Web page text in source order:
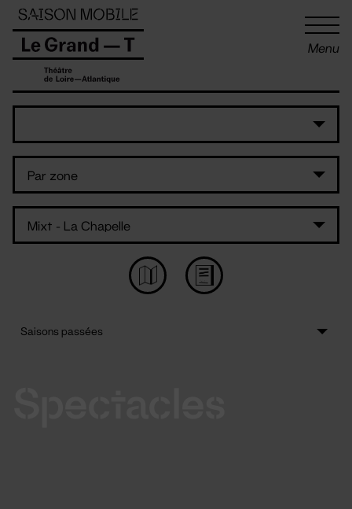
Menu
Panneau de gestion des cookies